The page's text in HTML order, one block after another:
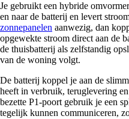
Je gebruikt een hybride
en naar de batterij en levert
zonnepanelen aanwezig, dan
opgewekte stroom direct aan de
de thuisbatterij als zelfstandig
van de woning volgt.
De batterij koppel je aan de
heeft in verbruik, teruglevering
bezette P1-poort gebruik je een
tegelijk kunnen communiceren,